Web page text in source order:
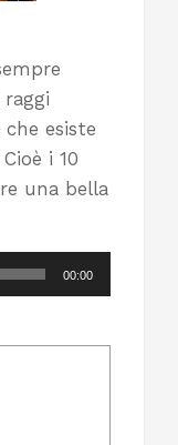
raggi
esiste
i 10
una bella
00:00